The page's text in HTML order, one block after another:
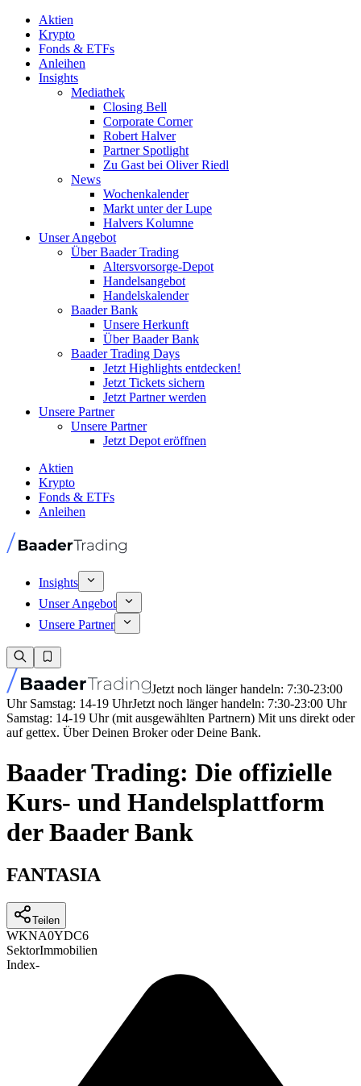
Aktien
Krypto
Fonds & ETFs
Anleihen
Insights
Mediathek
Closing Bell
Corporate Corner
Robert Halver
Partner Spotlight
Zu Gast bei Oliver Riedl
News
Wochenkalender
Markt unter der Lupe
Halvers Kolumne
Unser Angebot
Über Baader Trading
Altersvorsorge-Depot
Handelsangebot
Handelskalender
Baader Bank
Unsere Herkunft
Über Baader Bank
Baader Trading Days
Jetzt Highlights entdecken!
Jetzt Tickets sichern
Jetzt Partner werden
Unsere Partner
Unsere Partner
Jetzt Depot eröffnen
Aktien
Krypto
Fonds & ETFs
Anleihen
Insights
Unser Angebot
Unsere Partner
Jetzt noch länger handeln: 7:30-23:00
Uhr Samstag: 14-19 UhrJetzt noch länger handeln: 7:30-23:00 Uhr
Samstag: 14-19 Uhr (mit ausgewählten Partnern) Mit uns direkt oder
auf gettex. Über Deinen Broker oder Deine Bank.
Baader Trading: Die offizielle
Kurs- und Handelsplattform
der Baader Bank
FANTASIA
Teilen
WKNA0YDC6
SektorImmobilien
Index-